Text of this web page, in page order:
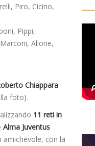
Piro, Cicino,
Pippi,
Alione,
Chiappara
foto).
11 reti in
Alma Juventus
amichevole, con la